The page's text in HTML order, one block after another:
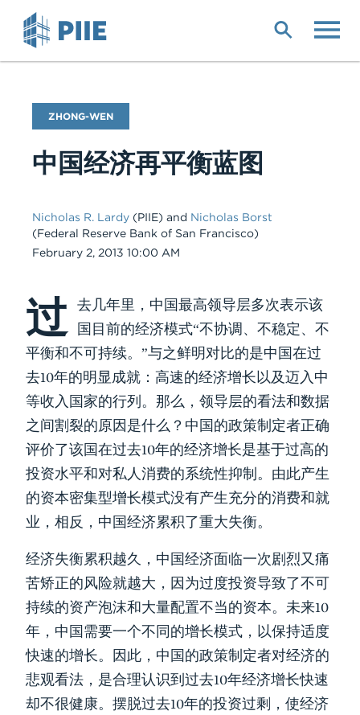
Blog
Name
ZHONG-WEN
中国经济再平衡蓝图
Nicholas R. Lardy (PIIE) and Nicholas Borst
(Federal Reserve Bank of San Francisco)
Date
February 2, 2013 10:00 AM
Body
过
去几年里，中国最高领导层多次表示该
国目前的经济模式“不协调、不稳定、不
平衡和不可持续。”与之鲜明对比的是中国在过
去10年的明显成就：高速的经济增长以及迈入中
等收入国家的行列。那么，领导层的看法和数据
之间割裂的原因是什么？中国的政策制定者正确
评价了该国在过去10年的经济增长是基于过高的
投资水平和对私人消费的系统性抑制。由此产生
的资本密集型增长模式没有产生充分的消费和就
业，相反，中国经济累积了重大失衡。
经济失衡累积越久，中国经济面临一次剧烈又痛
苦矫正的风险就越大，因为过度投资导致了不可
持续的资产泡沫和大量配置不当的资本。未来10
年，中国需要一个不同的增长模式，以保持适度
快速的增长。因此，中国的政策制定者对经济的
悲观看法，是合理认识到过去10年经济增长快速
却不很健康。摆脱过去10年的投资过剩，使经济